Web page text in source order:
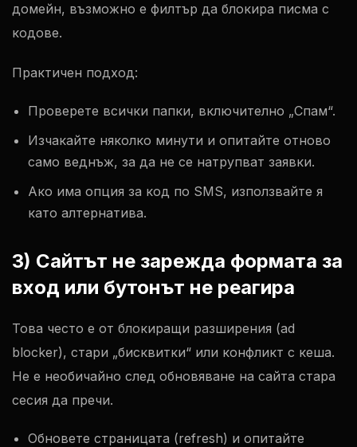
домейн, възможно е филтър да блокира писма с
кодове.
Практичен подход:
Проверете всички папки, включително „Спам“.
Изчакайте няколко минути и опитайте отново
само веднъж, за да не се натрупват заявки.
Ако има опция за код по SMS, използвайте я
като алтернатива.
3) Сайтът не зарежда формата за
вход или бутонът не реагира
Това често е от блокиращи разширения (ad
blocker), стари „бисквитки“ или конфликт с кеша.
Не е необичайно след обновяване на сайта стара
сесия да пречи.
Обновете страницата (refresh) и опитайте